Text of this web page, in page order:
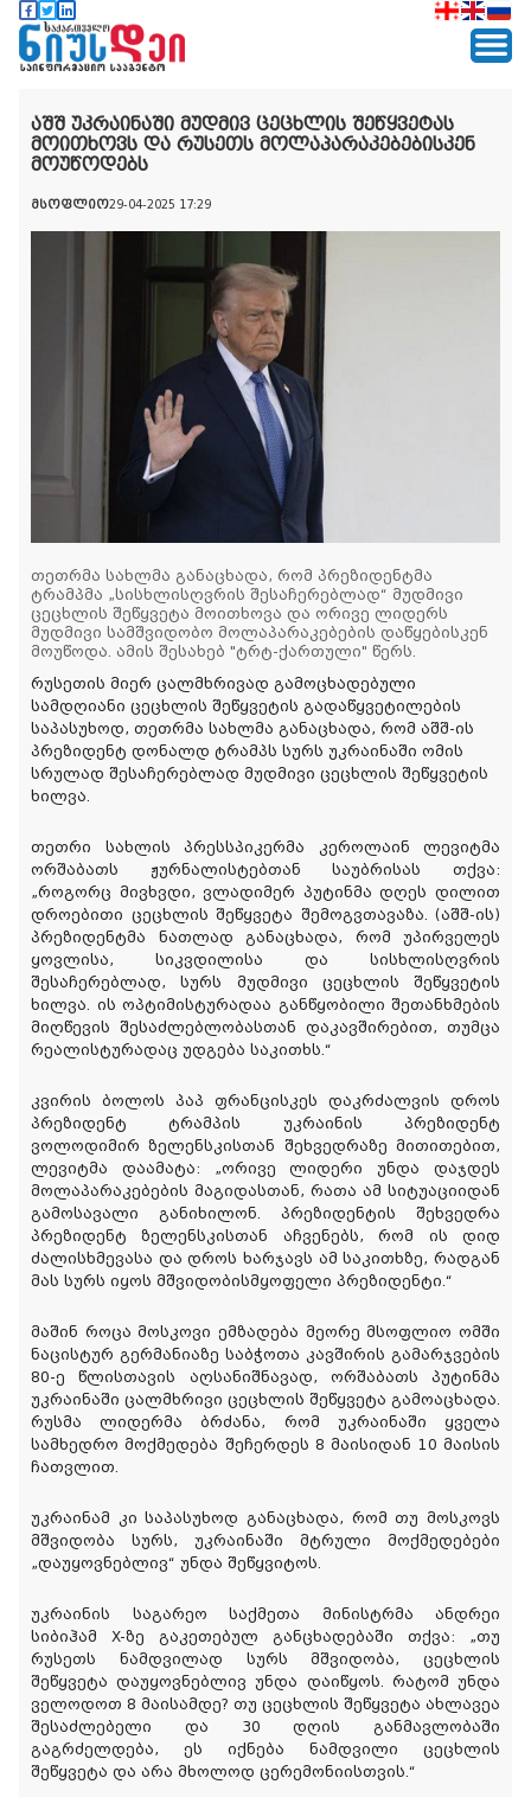
აშშ უკრაინაში მუდმივ ცეცხლის შეწყვეტას
მოითხოვს და რუსეთს მოლაპარაკებებისკენ
მოუწოდებს
მსოფლიო29-04-2025 17:29
თეთრმა სახლმა განაცხადა, რომ პრეზიდენტმა
ტრამპმა „სისხლისღვრის შესაჩერებლად“ მუდმივი
ცეცხლის შეწყვეტა მოითხოვა და ორივე ლიდერს
მუდმივი სამშვიდობო მოლაპარაკებების დაწყებისკენ
მოუწოდა. ამის შესახებ "ტრტ-ქართული" წერს.
რუსეთის მიერ ცალმხრივად გამოცხადებული
სამდღიანი ცეცხლის შეწყვეტის გადაწყვეტილების
საპასუხოდ, თეთრმა სახლმა განაცხადა, რომ აშშ-ის
პრეზიდენტ დონალდ ტრამპს სურს უკრაინაში ომის
სრულად შესაჩერებლად მუდმივი ცეცხლის შეწყვეტის
ხილვა.
თეთრი სახლის პრესსპიკერმა კეროლაინ ლევიტმა
ორშაბათს ჟურნალისტებთან საუბრისას თქვა:
„როგორც მივხვდი, ვლადიმერ პუტინმა დღეს დილით
დროებითი ცეცხლის შეწყვეტა შემოგვთავაზა. (აშშ-ის)
პრეზიდენტმა ნათლად განაცხადა, რომ უპირველეს
ყოვლისა, სიკვდილისა და სისხლისღვრის
შესაჩერებლად, სურს მუდმივი ცეცხლის შეწყვეტის
ხილვა. ის ოპტიმისტურადაა განწყობილი შეთანხმების
მიღწევის შესაძლებლობასთან დაკავშირებით, თუმცა
რეალისტურადაც უდგება საკითხს.“
კვირის ბოლოს პაპ ფრანცისკეს დაკრძალვის დროს
პრეზიდენტ ტრამპის უკრაინის პრეზიდენტ
ვოლოდიმირ ზელენსკისთან შეხვედრაზე მითითებით,
ლევიტმა დაამატა: „ორივე ლიდერი უნდა დაჯდეს
მოლაპარაკებების მაგიდასთან, რათა ამ სიტუაციიდან
გამოსავალი განიხილონ. პრეზიდენტის შეხვედრა
პრეზიდენტ ზელენსკისთან აჩვენებს, რომ ის დიდ
ძალისხმევასა და დროს ხარჯავს ამ საკითხზე, რადგან
მას სურს იყოს მშვიდობისმყოფელი პრეზიდენტი.“
მაშინ როცა მოსკოვი ემზადება მეორე მსოფლიო ომში
ნაცისტურ გერმანიაზე საბჭოთა კავშირის გამარჯვების
80-ე წლისთავის აღსანიშნავად, ორშაბათს პუტინმა
უკრაინაში ცალმხრივი ცეცხლის შეწყვეტა გამოაცხადა.
რუსმა ლიდერმა ბრძანა, რომ უკრაინაში ყველა
სამხედრო მოქმედება შეჩერდეს 8 მაისიდან 10 მაისის
ჩათვლით.
უკრაინამ კი საპასუხოდ განაცხადა, რომ თუ მოსკოვს
მშვიდობა სურს, უკრაინაში მტრული მოქმედებები
„დაუყოვნებლივ“ უნდა შეწყვიტოს.
უკრაინის საგარეო საქმეთა მინისტრმა ანდრეი
სიბიჰამ X-ზე გაკეთებულ განცხადებაში თქვა: „თუ
რუსეთს ნამდვილად სურს მშვიდობა, ცეცხლის
შეწყვეტა დაუყოვნებლივ უნდა დაიწყოს. რატომ უნდა
ველოდოთ 8 მაისამდე? თუ ცეცხლის შეწყვეტა ახლავეა
შესაძლებელი და 30 დღის განმავლობაში
გაგრძელდება, ეს იქნება ნამდვილი ცეცხლის
შეწყვეტა და არა მხოლოდ ცერემონიისთვის.“